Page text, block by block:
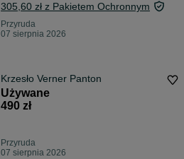
305,60 zł z Pakietem Ochronnym
Przyruda
07 sierpnia 2026
Krzesło Verner Panton
Używane
490 zł
Przyruda
07 sierpnia 2026